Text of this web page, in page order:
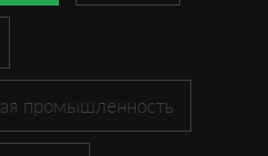
промышленность